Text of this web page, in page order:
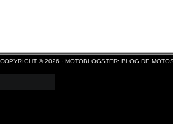
COPYRIGHT © 2026 · MOTOBLOGSTER: BLOG DE